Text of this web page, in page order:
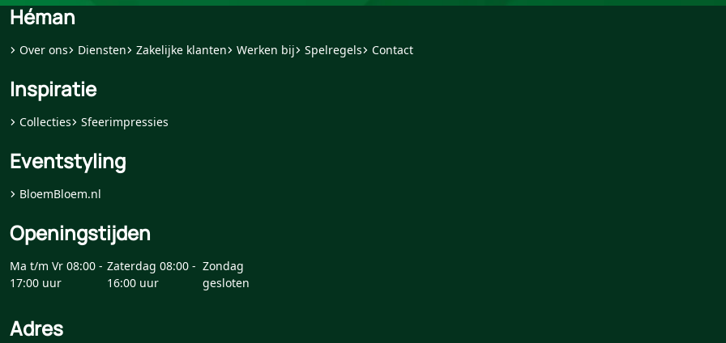
Héman
Over ons Diensten Zakelijke klanten Werken bij Spelregels Contact
Inspiratie
Collecties Sfeerimpressies
Eventstyling
BloemBloem.nl
Openingstijden
Ma t/m Vr 08:00 -
17:00 uur
Zaterdag 08:00 -
16:00 uur
Zondag
gesloten
Adres